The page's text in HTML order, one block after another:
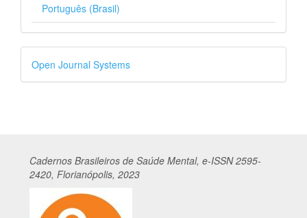
Português (Brasil)
Desenvolvido
por
Open Journal Systems
Cadernos Brasileiros de Saúde Mental, e-ISSN 2595-
2420, Florianópolis, 2023